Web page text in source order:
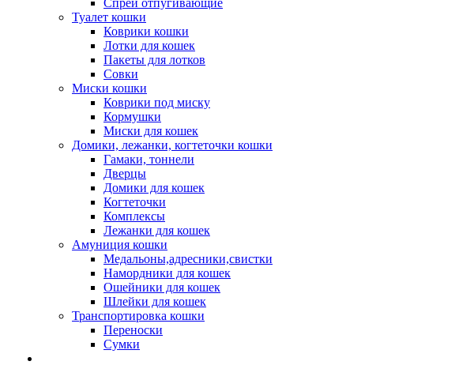
Спреи отпугивающие
Туалет кошки
Коврики кошки
Лотки для кошек
Пакеты для лотков
Совки
Миски кошки
Коврики под миску
Кормушки
Миски для кошек
Домики, лежанки, когтеточки кошки
Гамаки, тоннели
Дверцы
Домики для кошек
Когтеточки
Комплексы
Лежанки для кошек
Амуниция кошки
Медальоны,адресники,свистки
Намордники для кошек
Ошейники для кошек
Шлейки для кошек
Транспортировка кошки
Переноски
Сумки